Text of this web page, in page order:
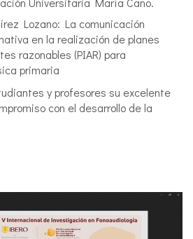
Lozano: La comunicación
en la realización de planes
razonables (PIAR) para
primaria
y profesores su excelente
con el desarrollo de la